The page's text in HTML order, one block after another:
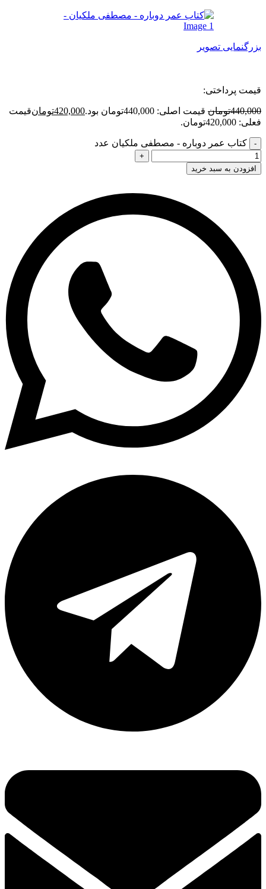
بزرگنمایی تصویر
قیمت پرداختی:
440,000تومان قیمت اصلی: 440,000تومان بود. 420,000تومانقیمت
فعلی: 420,000تومان.
کتاب عمر دوباره - مصطفی ملکیان عدد
افزودن به سبد خرید